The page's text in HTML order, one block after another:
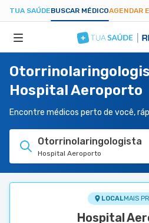
TUA SAÚDEBUSCAR MÉDICOAGENDAR
ESPECIALIDADES
HOSPITAIS
TUASAUDE.COM
Hospital Aeroporto
Encontre médicos perto de você,
Otorrinolaringologista
Hospital Aeroporto
LOCALMAIS
Hospital